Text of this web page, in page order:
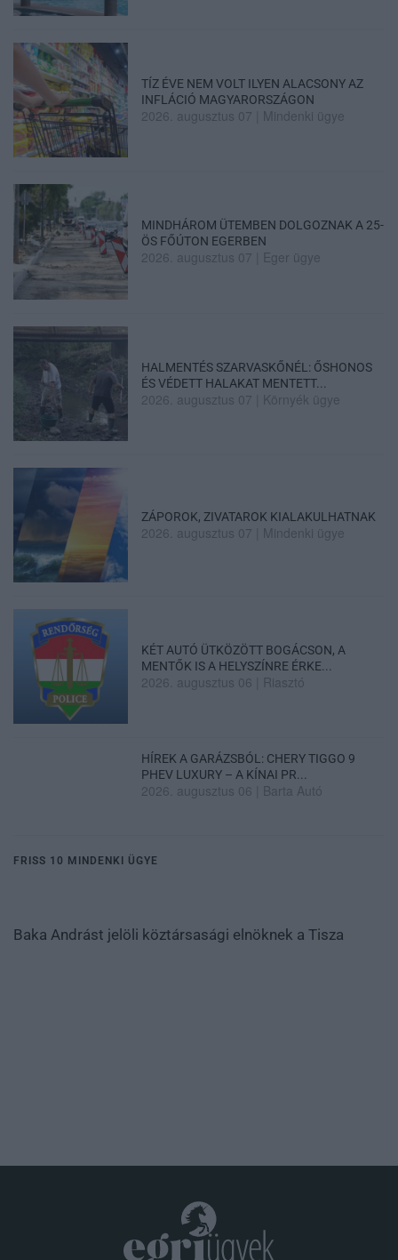
TÍZ ÉVE NEM VOLT ILYEN ALACSONY AZ
INFLÁCIÓ MAGYARORSZÁGON
2026. augusztus 07 Mindenki ügye
MINDHÁROM ÜTEMBEN DOLGOZNAK A 25-
ÖS FŐÚTON EGERBEN
2026. augusztus 07 Eger ügye
HALMENTÉS SZARVASKŐNÉL: ŐSHONOS
ÉS VÉDETT HALAKAT MENTETT...
2026. augusztus 07 Környék ügye
ZÁPOROK, ZIVATAROK KIALAKULHATNAK
2026. augusztus 07 Mindenki ügye
KÉT AUTÓ ÜTKÖZÖTT BOGÁCSON, A
MENTŐK IS A HELYSZÍNRE ÉRKE...
2026. augusztus 06 Riasztó
HÍREK A GARÁZSBÓL: CHERY TIGGO 9
PHEV LUXURY – A KÍNAI PR...
2026. augusztus 06 Barta Autó
FRISS 10 MINDENKI ÜGYE
Baka Andrást jelöli köztársasági elnöknek a Tisza